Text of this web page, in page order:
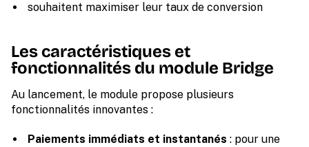
souhaitent maximiser leur taux de conversion
Les caractéristiques et
fonctionnalités du module Bridge
Au lancement, le module propose plusieurs
fonctionnalités innovantes :
Paiements immédiats et instantanés : pour une